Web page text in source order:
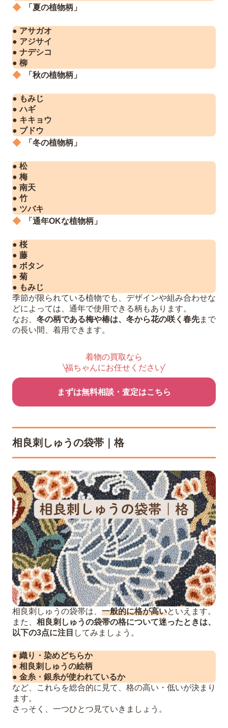
「夏の植物柄」
● アサガオ
● アジサイ
● ナデシコ
● 柳
「秋の植物柄」
● もみじ
● ハギ
● キキョウ
● ブドウ
「冬の植物柄」
● 松
● 梅
● 南天
● 竹
● ツバキ
「通年OKな植物柄」
● 桜
● 藤
● ボタン
● 菊
● もみじ
季節が限られている植物でも、デザインや組み合わせな
どによっては、通年で使用できる柄もあります。
なお、 冬の柄である梅や椿は、冬から花の咲く春先まで
の長い間、着用できます。
着物の買取なら
福ちゃんにお任せください
まずは無料相談・査定はこちら
相良刺しゅうの袋帯｜格
相良刺しゅうの袋帯は、 一般的に格が高いといえます。
また、 相良刺しゅうの袋帯の格について迷ったときは、
以下の3点に注目 してみましょう。
● 織り・染めどちらか
● 相良刺しゅうの絵柄
● 金糸・銀糸が使われているか
など、これらを総合的に見て、格の高い・低いが決まり
ます。
さっそく、一つひとつ見ていきましょう。